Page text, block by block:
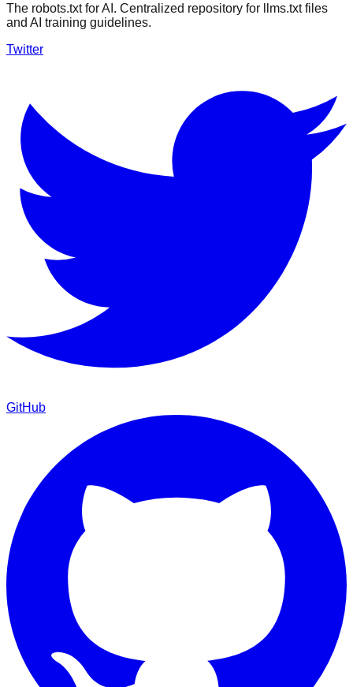
The robots.txt for AI. Centralized repository for llms.txt files
and AI training guidelines.
Twitter
GitHub